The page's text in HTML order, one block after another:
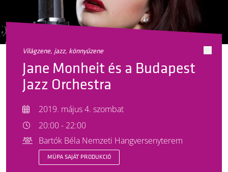
világzene, jazz, könnyűzene
Jane Monheit és a Budapest
Jazz Orchestra
2019. május 4. szombat
20:00 - 22:00
Bartók Béla Nemzeti Hangversenyterem
MÜPA SAJÁT PRODUKCIÓ